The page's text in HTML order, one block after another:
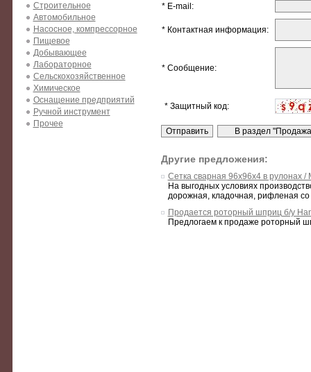
Строительное
Автомобильное
Насосное, компрессорное
Пищевое
Добывающее
Лабораторное
Сельскохозяйственное
Химическое
Оснащение предприятий
Ручной инструмент
Прочее
* E-mail:
* Контактная информация:
* Сообщение:
* Защитный код:
Другие предложения:
Сетка сварная 96х96х4 в рулонах /
На выгодных условиях
дорожная, кладочная, рифленая со
Продается роторный шприц б/у
Предлогаем к продаже роторный